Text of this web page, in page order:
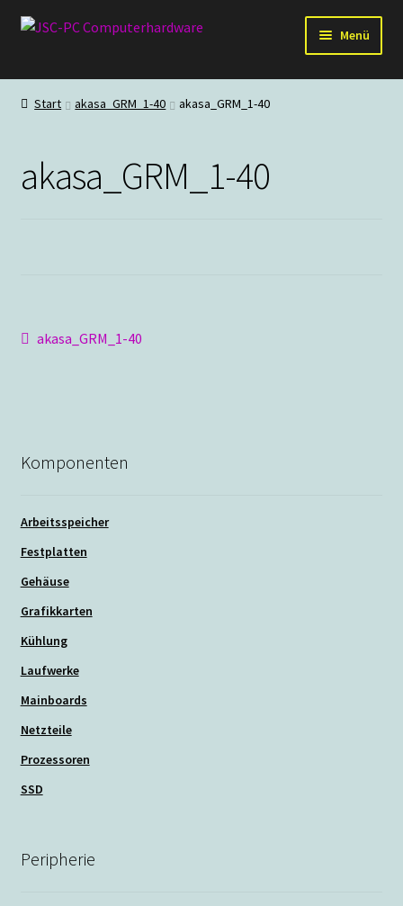
Zur
Zum
Menü
Hardware
Staubschutz
Start akasa_GRM_1-40 akasa_GRM_1-40
akasa_GRM_1-40
Beitragsnavigation
Vorheriger
akasa_GRM_1-40
Komponenten
Arbeitsspeicher
Festplatten
Gehäuse
Grafikkarten
Kühlung
Laufwerke
Mainboards
Netzteile
Prozessoren
SSD
Peripherie